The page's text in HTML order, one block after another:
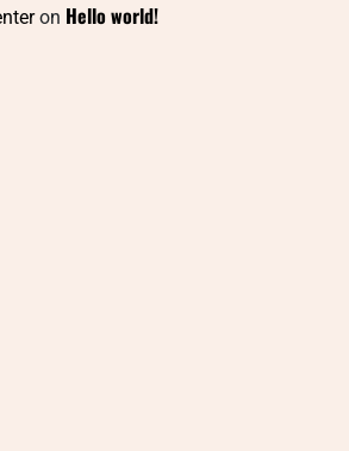
on Hello world!